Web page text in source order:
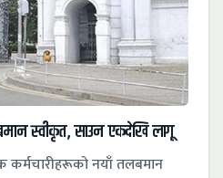
स्वीकृत, साउन एकदेखि लागू
कर्मचारीहरूको नयाँ तलबमान